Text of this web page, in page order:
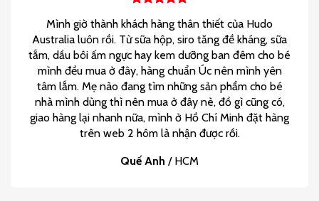
Mình giờ thành khách hàng thân thiết của Hudo
Australia luôn rồi. Từ sữa hộp, siro tăng đề kháng, sữa
tắm, dầu bôi ấm ngực hay kem dưỡng ban đêm cho bé
mình đều mua ở đây, hàng chuẩn Úc nên mình yên
tâm lắm. Mẹ nào đang tìm những sản phẩm cho bé
nhà mình dùng thì nên mua ở đây nè, đồ gì cũng có,
giao hàng lại nhanh nữa, mình ở Hồ Chí Minh đặt hàng
trên web 2 hôm là nhận được rồi.
Quế Anh / HCM